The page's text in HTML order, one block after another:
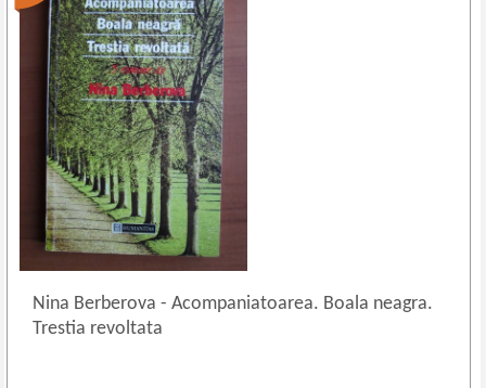
Nina Berberova- Acompaniatoarea. Boala neagra.
Trestia revoltata